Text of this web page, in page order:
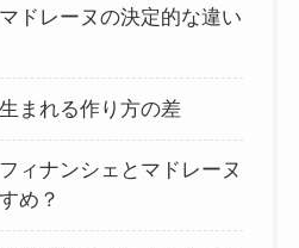
ドレーヌの決定的な違い
まれる作り方の差
ィナンシェとマドレーヌ
め？